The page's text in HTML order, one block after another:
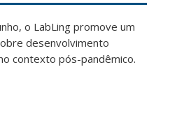
o LabLing promove um
desenvolvimento
contexto pós-pandêmico.